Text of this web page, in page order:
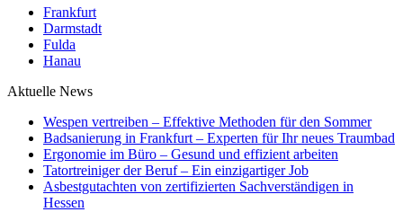
Frankfurt
Darmstadt
Fulda
Hanau
Aktuelle News
Wespen vertreiben – Effektive Methoden für den Sommer
Badsanierung in Frankfurt – Experten für Ihr neues Traumbad
Ergonomie im Büro – Gesund und effizient arbeiten
Tatortreiniger der Beruf – Ein einzigartiger Job
Asbestgutachten von zertifizierten Sachverständigen in
Hessen